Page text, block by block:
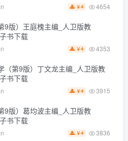
￥4 4654
9版）王庭槐主编_人卫版教
书下载
￥4 4353
（第9版）丁文龙主编_人卫版教
书下载
￥4 3915
9版）葛均波主编_人卫版教
书下载
￥4 3836